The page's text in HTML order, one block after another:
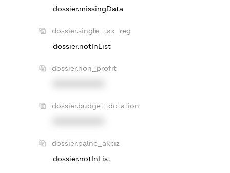
dossier.missingData
dossier.single_tax_reg
dossier.notInList
dossier.non_profit
dossier.budget_dotation
dossier.palne_akciz
dossier.notInList